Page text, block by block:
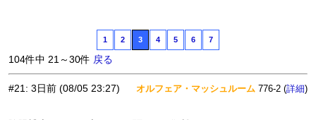
1 2 3 4 5 6 7
104件中 21～30件 戻る
#21: 3日前 (08/05 23:27) オルフェア・マッシュルーム 776-2 (詳細)